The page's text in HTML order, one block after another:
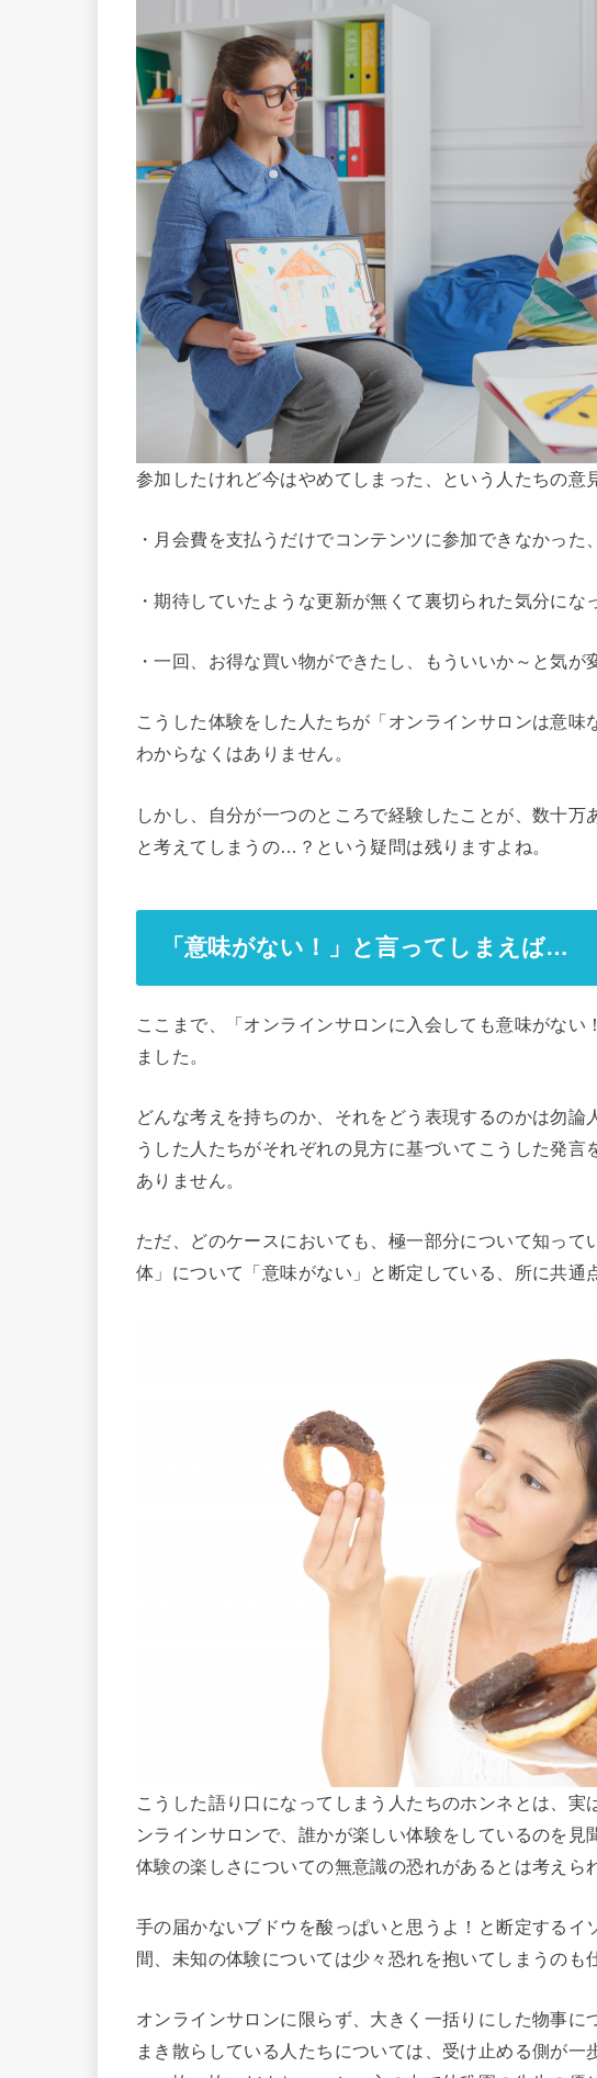
参加したけれど今はやめてしまった、という人たちの意
・月会費を支払うだけでコンテンツに参加できなかった
・期待していたような更新が無くて裏切られた気分にな
・一回、お得な買い物ができたし、もういいか～と気が
こうした体験をした人たちが「オンラインサロンは意
わからなくはありません。
しかし、自分が一つのところで経験したことが、数十
と考えてしまうの…？という疑問は残りますよね。
「意味がない！」と言ってしまえば…
ここまで、「オンラインサロンに入会しても意味がな
ました。
どんな考えを持ちのか、それをどう表現するのかは勿論
うした人たちがそれぞれの見方に基づいてこうした発
ありません。
ただ、どのケースにおいても、極一部分について知っ
体」について「意味がない」と断定している、所に共通
こうした語り口になってしまう人たちのホンネとは、
ンラインサロンで、誰かが楽しい体験をしているのを
体験の楽しさについての無意識の恐れがあるとは考えら
手の届かないブドウを酸っぱいと思うよ！と断定するイ
間、未知の体験については少々恐れを抱いてしまうのも
オンラインサロンに限らず、大きく一括りにした物事に
まき散らしている人たちについては、受け止める側が